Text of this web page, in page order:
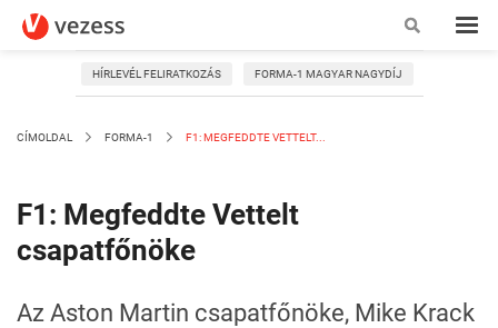
HÍRLEVÉL FELIRATKOZÁS FORMA-1 MAGYAR NAGYDÍJ
CÍMOLDAL FORMA-1 F1: MEGFEDDTE VETTELT...
F1: Megfeddte Vettelt
csapatfőnöke
Az Aston Martin csapatfőnöke, Mike Krack